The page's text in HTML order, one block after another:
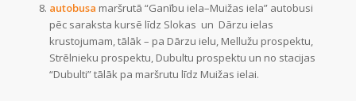
autobusa maršrutā “Ganību iela–Muižas iela” autobusi
pēc saraksta kursē līdz Slokas un Dārzu ielas
krustojumam, tālāk – pa Dārzu ielu, Mellužu prospektu,
Strēlnieku prospektu, Dubultu prospektu un no stacijas
“Dubulti” tālāk pa maršrutu līdz Muižas ielai.